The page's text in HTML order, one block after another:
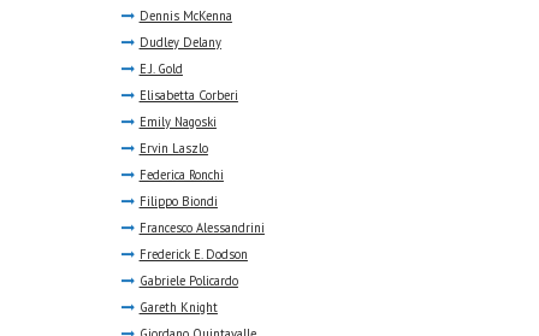
Dennis McKenna
Dudley Delany
E.J. Gold
Elisabetta Corberi
Emily Nagoski
Ervin Laszlo
Federica Ronchi
Filippo Biondi
Francesco Alessandrini
Frederick E. Dodson
Gabriele Policardo
Gareth Knight